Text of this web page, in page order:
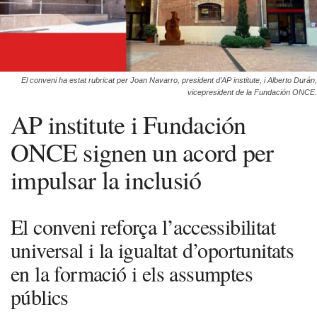
El conveni ha estat rubricat per Joan Navarro, president d’AP institute, i Alberto Durán,
vicepresident de la Fundación ONCE.
AP institute i Fundación
ONCE signen un acord per
impulsar la inclusió
El conveni reforça l’accessibilitat
universal i la igualtat d’oportunitats
en la formació i els assumptes
públics